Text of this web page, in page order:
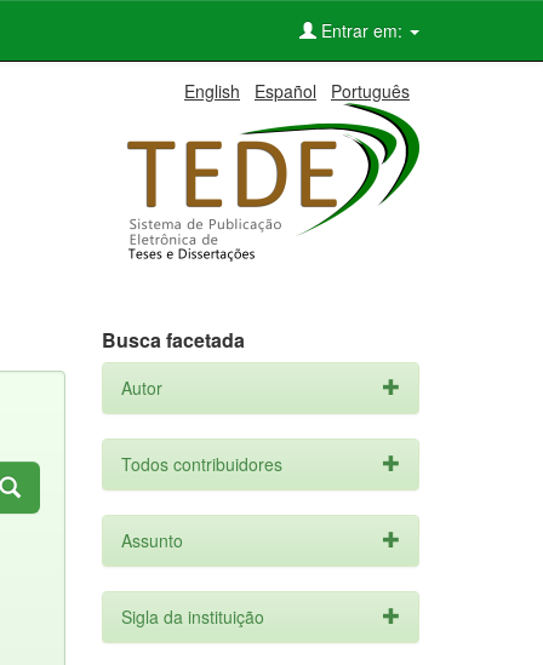
Entrar em:
English Español Português
Busca facetada
Autor
Todos contribuidores
Assunto
Sigla da instituição